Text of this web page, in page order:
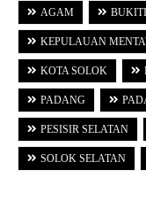
AGAM
KEPULAUAN
KOTA SOLOK
PADANG
PESISIR SELATAN
SOLOK SELATAN